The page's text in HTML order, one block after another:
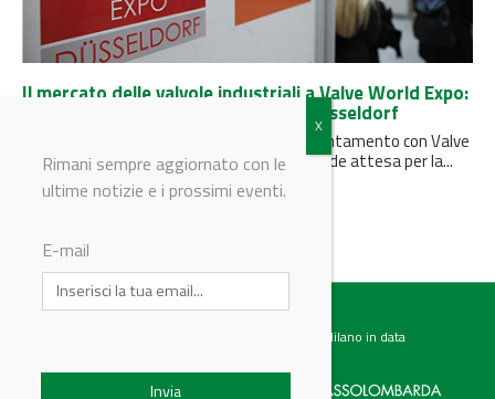
Il mercato delle valvole industriali a Valve World Expo:
le prime anticipazioni sulla fiera di Düsseldorf
Sono passati quattro anni dall’ultimo appuntamento con Valve
World Expo e nel settore si respira una grande attesa per la...
Testata giornalistica registrata presso il Tribunale di Milano in data
Rimani sempre aggiornato con le
ultime notizie e i prossimi eventi.
E-mail